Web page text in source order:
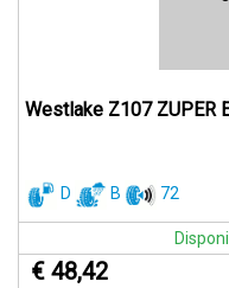
Westlake Z107 ZUPER
D B 72
€ 48,42